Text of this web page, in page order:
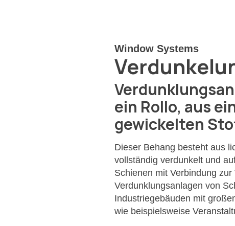
Window Systems
ein Rollo, aus
gewickelten
Dieser Behang besteht aus
vollständig verdunkelt und
Schienen mit Verbindung
Verdunklungsanlagen von
Industriegebäuden mit
wie beispielsweise